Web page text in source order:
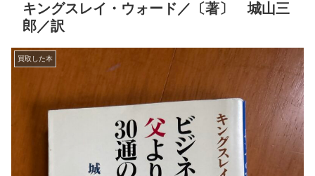
キングスレイ・ウォード／〔著〕 城山三
郎／訳
買取した本